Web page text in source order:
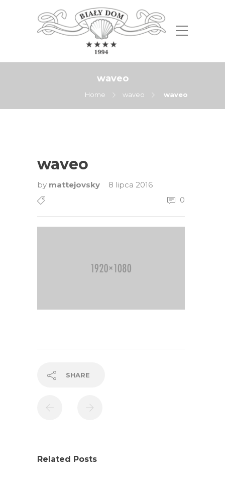
waveo
Home waveo waveo
waveo
by mattejovsky
8 lipca 2016
0
SHARE
Related Posts